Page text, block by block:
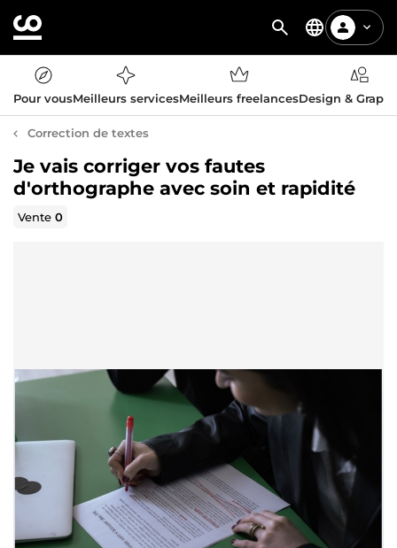
Pour vousMeilleurs servicesMeilleurs freelancesDesign &
Correction de textes
Je vais corriger vos fautes
d'orthographe avec soin et rapidité
Vente0